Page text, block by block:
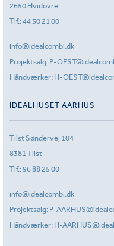
2650 Hvidovre
Tlf.:44 50 21 00
info@idealcombi.dk
Projektsalg: P-
Håndværker: H-
IDEALHUSET AARHUS
Tilst Søndervej 104
8381 Tilst
Tlf.:96 88 25 00
info@idealcombi.dk
Projektsalg: P-
Håndværker: H-